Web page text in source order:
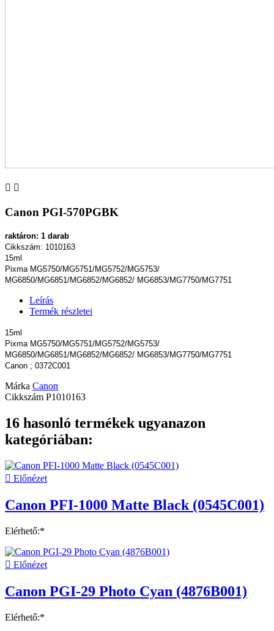
 
Canon PGI-570PGBK
raktáron: 1 darab
Cikkszám: 1010163
15ml
Pixma MG5750/MG5751/MG5752/MG5753/
MG6850/MG6851/MG6852/MG6852/ MG6853/MG7750/MG7751
Leírás
Termék részletei
15ml
Pixma MG5750/MG5751/MG5752/MG5753/
MG6850/MG6851/MG6852/MG6852/ MG6853/MG7750/MG7751
Canon ; 0372C001
Márka Canon
Cikkszám P1010163
16 hasonló termékek ugyanazon
kategóriában:
 Előnézet
Canon PFI-1000 Matte Black (0545C001)
Elérhető:*
 Előnézet
Canon PGI-29 Photo Cyan (4876B001)
Elérhető:*